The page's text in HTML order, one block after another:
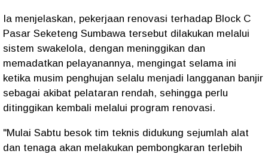
Ia menjelaskan, pekerjaan renovasi terhadap Block C
Pasar Seketeng Sumbawa tersebut dilakukan melalui
sistem swakelola, dengan meninggikan dan
memadatkan pelayanannya, mengingat selama ini
ketika musim penghujan selalu menjadi langganan banjir
sebagai akibat pelataran rendah, sehingga perlu
ditinggikan kembali melalui program renovasi.
"Mulai Sabtu besok tim teknis didukung sejumlah alat
dan tenaga akan melakukan pembongkaran terlebih